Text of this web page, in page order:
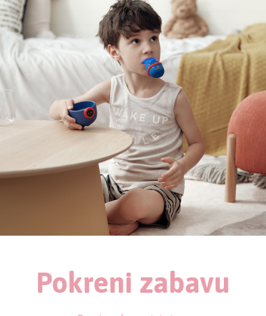
Pokreni zabavu